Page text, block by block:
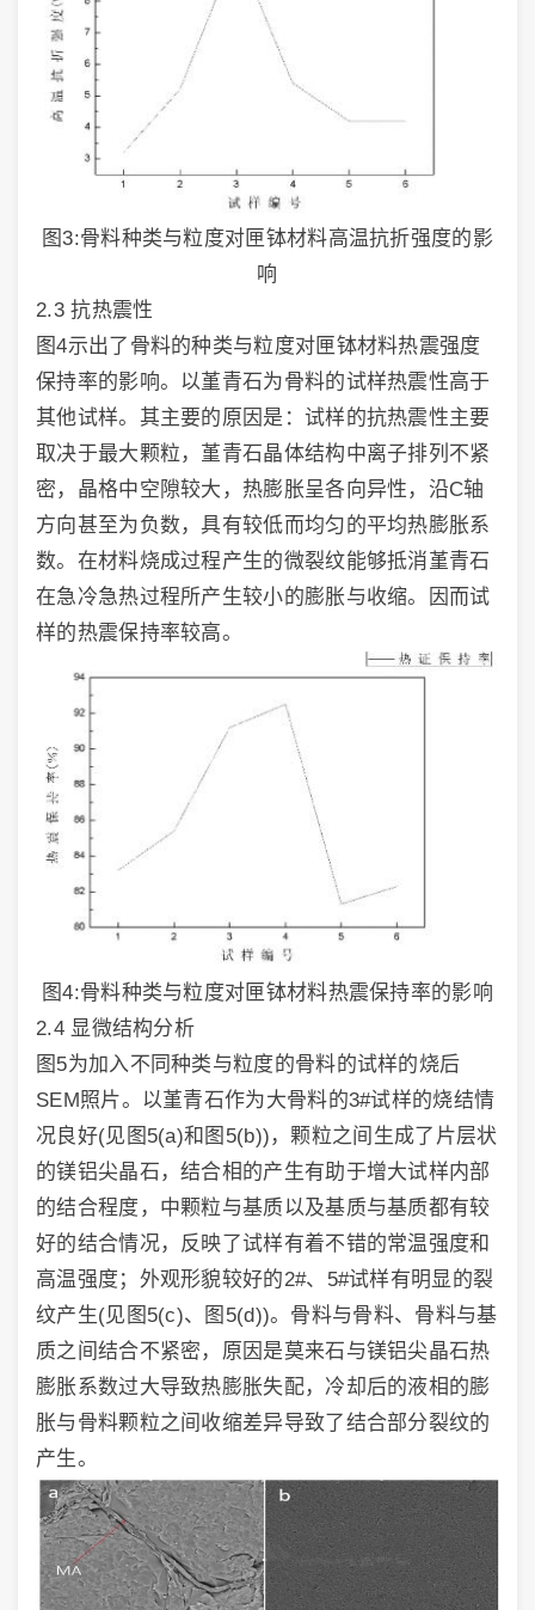
图3:骨料种类与粒度对匣钵材料高温抗折强度的影
响
2.3 抗热震性
图4示出了骨料的种类与粒度对匣钵材料热震强度
保持率的影响。以堇青石为骨料的试样热震性高于
其他试样。其主要的原因是：试样的抗热震性主要
取决于最大颗粒，堇青石晶体结构中离子排列不紧
密，晶格中空隙较大，热膨胀呈各向异性，沿C轴
方向甚至为负数，具有较低而均匀的平均热膨胀系
数。在材料烧成过程产生的微裂纹能够抵消堇青石
在急冷急热过程所产生较小的膨胀与收缩。因而试
样的热震保持率较高。
图4:骨料种类与粒度对匣钵材料热震保持率的影响
2.4 显微结构分析
图5为加入不同种类与粒度的骨料的试样的烧后
SEM照片。以堇青石作为大骨料的3#试样的烧结情
况良好(见图5(a)和图5(b))，颗粒之间生成了片层状
的镁铝尖晶石，结合相的产生有助于增大试样内部
的结合程度，中颗粒与基质以及基质与基质都有较
好的结合情况，反映了试样有着不错的常温强度和
高温强度；外观形貌较好的2#、5#试样有明显的裂
纹产生(见图5(c)、图5(d))。骨料与骨料、骨料与基
质之间结合不紧密，原因是莫来石与镁铝尖晶石热
膨胀系数过大导致热膨胀失配，冷却后的液相的膨
胀与骨料颗粒之间收缩差异导致了结合部分裂纹的
产生。